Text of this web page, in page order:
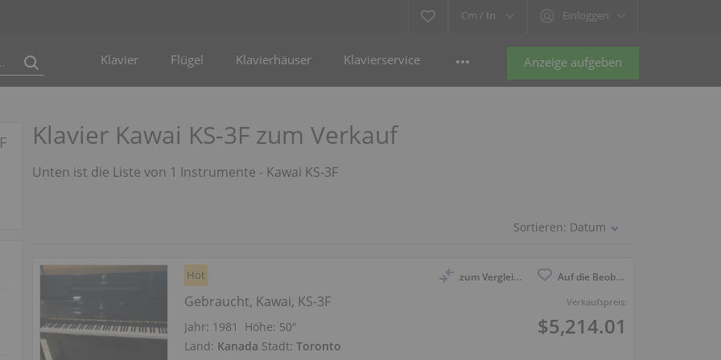
Cm / In Einloggen
Anzeige aufgeben
Klavier Flügel Klavierhäuser Klavierservice
Klavier Kawai KS-3F zum Verkauf
Unten ist die Liste von 1 Instrumente - Kawai KS-3F
Sortieren: Datum
zum Vergleich anmelden Auf die Beobachtungsliste
Verkaufspreis:
$5,214.01
Hot
Gebraucht, Kawai, KS-3F
Jahr: 1981 Höhe: 50″
Land: Kanada Stadt:Toronto